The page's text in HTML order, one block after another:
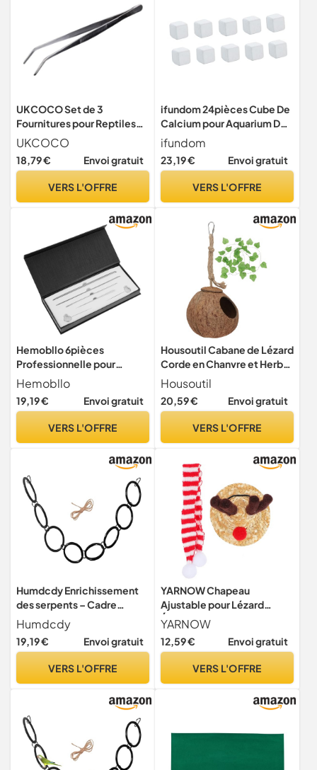
UKCOCO Set de 3
Fournitures pour Reptiles
Comprenant Bol en
Céramique et Pinces en
Acier Inoxydable pour
Reptile, Design Créatif et
UKCOCO
18,79 € Envoi gratuit
VERS L'OFFRE
ifundom 24pièces Cube De
Calcium pour Aquarium De
Tortue Bloc De Broyage
pour Reptiles Bloc De
Calcium Molaire pour
Aquarium
ifundom
23,19 € Envoi gratuit
VERS L'OFFRE
Hemobllo 6pièces
Professionnelle pour
Sexage De Serpents
Détecteur De pour Reptiles
Kit De Sexage pour Serpent
Hemobllo
19,19 € Envoi gratuit
VERS L'OFFRE
Housoutil Cabane de Lézard
Corde en Chanvre et Herbe
pour Petits Animaux Nid
Chaud Naturelle en Coque
de Noix Tropicale
Fournitures pour Reptiles
Housoutil
20,59 € Envoi gratuit
VERS L'OFFRE
Humdcdy Enrichissement
des serpents – Cadre
d'escalade en serpent |
Fournitures pour reptiles et
amphibiens pour salon,
à coucher
Humdcdy
19,19 € Envoi gratuit
VERS L'OFFRE
YARNOW Chapeau
Ajustable pour Lézard
Écharpe De Festival pour
Reptiles Fournitures pour
Reptiles Chapeau Cosplay
YARNOW
12,59 € Envoi gratuit
VERS L'OFFRE